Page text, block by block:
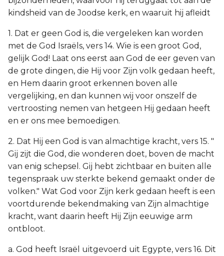
kindsheid van de Joodse kerk, en waaruit hij afleidt
1. Dat er geen God is, die vergeleken kan worden
met de God Israëls, vers 14. Wie is een groot God,
gelijk God! Laat ons eerst aan God de eer geven van
de grote dingen, die Hij voor Zijn volk gedaan heeft,
en Hem daarin groot erkennen boven alle
vergelijking, en dan kunnen wij voor onszelf de
vertroosting nemen van hetgeen Hij gedaan heeft
en er ons mee bemoedigen.
2. Dat Hij een God is van almachtige kracht, vers 15. "
Gij zijt die God, die wonderen doet, boven de macht
van enig schepsel. Gij hebt zichtbaar en buiten alle
tegenspraak uw sterkte bekend gemaakt onder de
volken." Wat God voor Zijn kerk gedaan heeft is een
voortdurende bekendmaking van Zijn almachtige
kracht, want daarin heeft Hij Zijn eeuwige arm
ontbloot.
a. God heeft Israël uitgevoerd uit Egypte, vers 16. Dit